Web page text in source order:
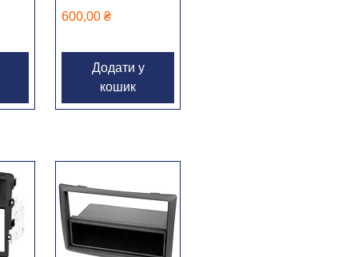
Ціна
600,00 ₴
Додати у
кошик